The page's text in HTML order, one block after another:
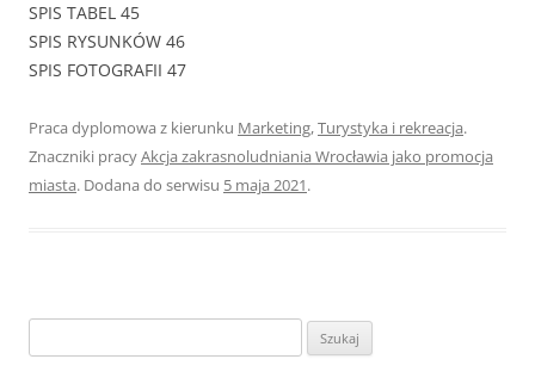
SPIS TABEL 45
SPIS RYSUNKÓW 46
SPIS FOTOGRAFII 47
Praca dyplomowa z kierunku Marketing,Turystyka i rekreacja.
Znaczniki pracyAkcja zakrasnoludniania Wrocławia jako promocja
miasta. Dodana do serwisu 5 maja 2021.
z